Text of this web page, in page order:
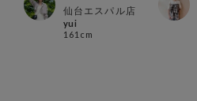
仙台エスパル店
yui
161cm